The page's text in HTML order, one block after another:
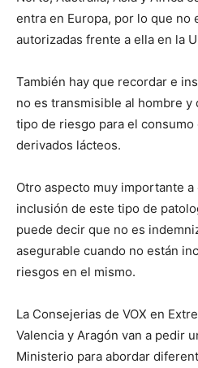
entra en Europa, por lo que no
autorizadas frente a ella en la
También hay que recordar e
no es transmisible al hombre
tipo de riesgo para el
derivados lácteos.
Otro aspecto muy importante
inclusión de este tipo de
puede decir que no es
asegurable cuando no están
riesgos en el mismo.
La Consejerias de VOX en
Valencia y Aragón van a pedir
Ministerio para abordar